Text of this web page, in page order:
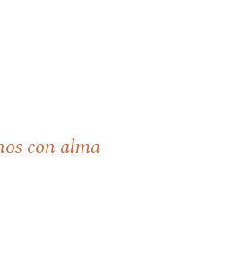
con alma